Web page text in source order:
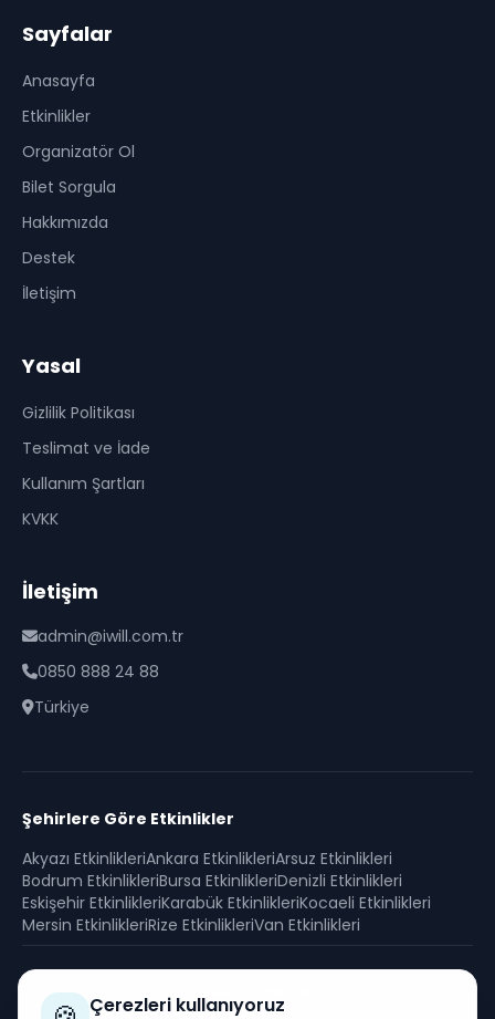
Sayfalar
Anasayfa
Etkinlikler
Organizatör Ol
Bilet Sorgula
Hakkımızda
Destek
İletişim
Yasal
Gizlilik Politikası
Teslimat ve İade
Kullanım Şartları
KVKK
İletişim
admin@iwill.com.tr
0850 888 24 88
Türkiye
Şehirlere Göre Etkinlikler
Akyazı EtkinlikleriAnkara EtkinlikleriArsuz Etkinlikleri
Bodrum EtkinlikleriBursa EtkinlikleriDenizli Etkinlikleri
Eskişehir EtkinlikleriKarabük EtkinlikleriKocaeli Etkinlikleri
Mersin EtkinlikleriRize EtkinlikleriVan Etkinlikleri
Güvenli Ödeme
Çerezleri kullanıyoruz